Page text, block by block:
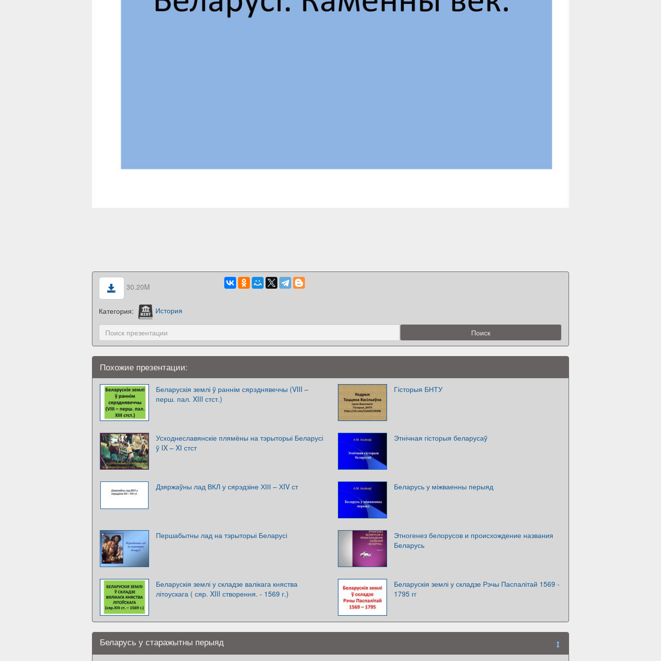
30.20M
Категория: История
Похожие презентации:
Беларускія землі ў раннім сярэднявеччы (VIII –
перш. пал. XIII стст.)
Гісторыя БНТУ
Усходнеславянскіе плямёны на тэрыторыі Беларусі
ў IX – XI стст
Этнічная гісторыя беларусаў
Дзяржаўны лад ВКЛ у сярэдзіне ХІІІ – ХIV ст Беларусь у міжваенны перыяд
Першабытны лад на тэрыторыі Беларусі
Этногенез белорусов и происхождение названия
Беларусь
Беларускія землі у складзе валікага княства
літоускага ( сяр. XIII створення. - 1569 г.)
Беларускія землі у складзе Рэчы Паспалітай 1569 -
1795 гг
Беларусь у старажытны перыяд